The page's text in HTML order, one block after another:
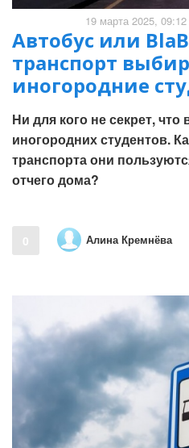
19 марта 2025, 09:12
Автобус или
транспорт
иногородние
Ни для кого не секрет,
иногородних студентов.
транспорта они
отчего дома?
0 Алина Кремнёва